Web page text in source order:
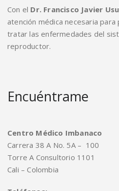
Con el Dr. Francisco Javier
atención médica necesaria
tratar las enfermedades del
reproductor.
Encuéntrame
Centro Médico Imbanaco
Carrera 38 A No. 5A – 100
Torre A Consultorio 1101
Cali – Colombia